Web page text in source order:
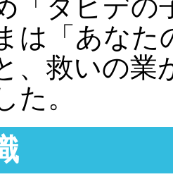
「ダビデの
は「あなた
、救いの業
た。